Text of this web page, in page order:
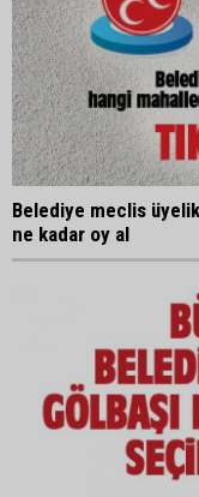
Belediye meclis
ne kadar oy al